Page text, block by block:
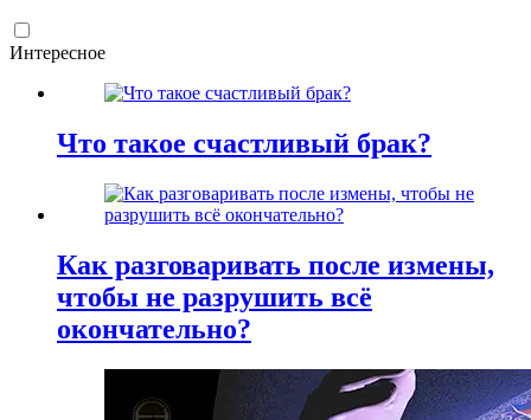
Интересное
Что такое счастливый брак?
Как разговаривать после измены,
чтобы не разрушить всё
окончательно?